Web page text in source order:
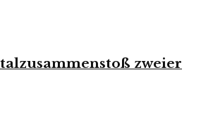
zweier